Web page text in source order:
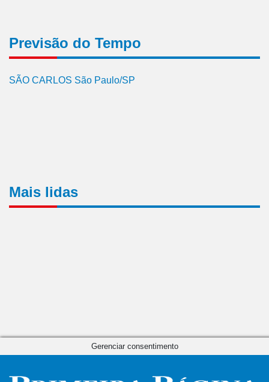
Previsão do Tempo
SÃO CARLOS São Paulo/SP
Mais lidas
Gerenciar consentimento